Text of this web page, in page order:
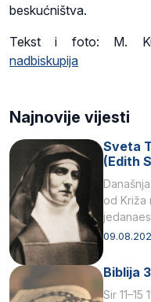
beskućništva.
Tekst i foto: M.
nadbiskupija
Najnovije vijesti
Sveta
(Edith
od Križa
Biblija
Sir